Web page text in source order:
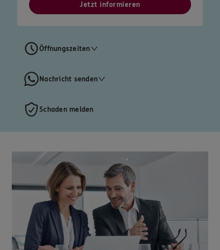
Jetzt informieren
Öffnungszeiten
Nachricht senden
Schaden melden